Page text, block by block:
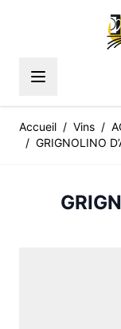
Accueil / Vins /
/ GRIGNOLINO